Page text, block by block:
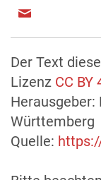
Der Text
Lizenz CC
Herausgeber:
Württemberg
Quelle: